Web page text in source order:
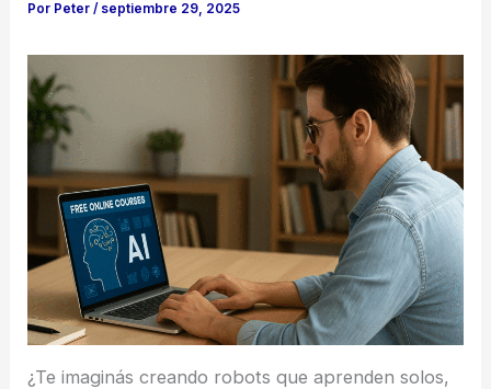
Por Peter/ septiembre 29, 2025
¿Te imaginás creando robots que aprenden solos,